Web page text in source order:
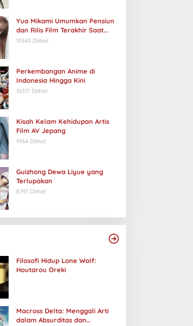
Yua Mikami Umumkan Pensiun
dan Rilis Film Terakhir Saat
Ulang Tahun
10343 Dilihat
Perkembangan Anime di
Indonesia Hingga Kini
10317 Dilihat
Kisah Kelam Kehidupan Artis
Film AV Jepang
9564 Dilihat
Guizhong Dewa Liyue yang
Terlupakan
8797 Dilihat
Filosofi Hidup Lone Wolf:
Houtarou Oreki
Macross Delta: Menggali Arti
dalam Absurditas dan